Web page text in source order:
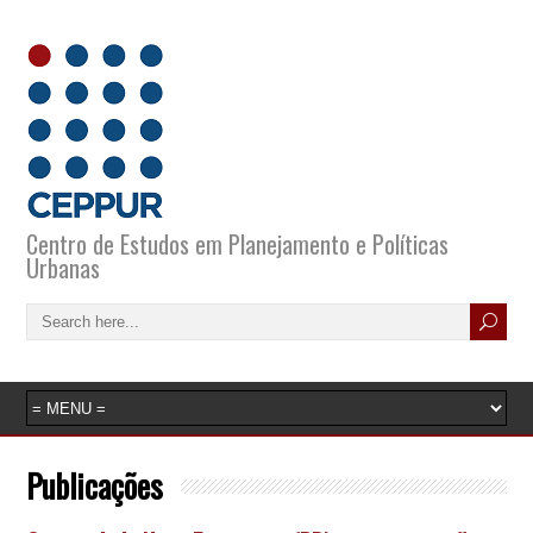
Centro de Estudos em Planejamento e Políticas
Urbanas
Publicações